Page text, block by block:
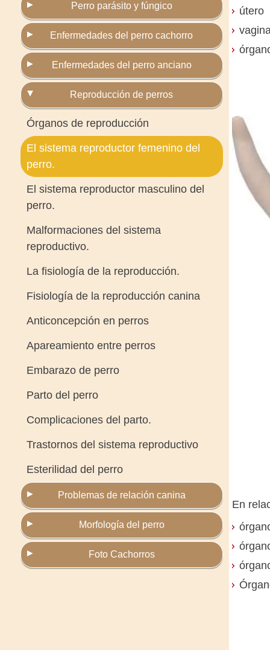
Perro parásito y fúngico
Enfermedades del perro cachorro
Enfermedades del perro anciano
Reproducción de perros
Órganos de reproducción
El sistema reproductor femenino del
perro.
El sistema reproductor masculino del
perro.
Malformaciones del sistema
reproductivo.
La fisiología de la reproducción.
Fisiología de la reproducción canina
Anticoncepción en perros
Apareamiento entre perros
Embarazo de perro
Parto del perro
Complicaciones del parto.
Trastornos del sistema reproductivo
Esterilidad del perro
Problemas de relación canina
Morfología del perro
Foto Cachorros
útero
En